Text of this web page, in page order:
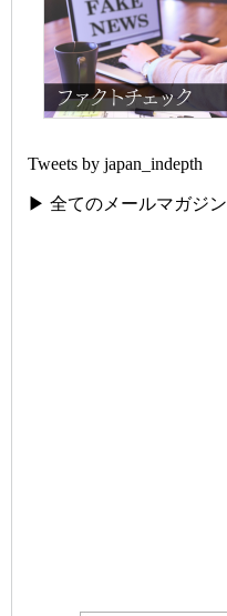
Tweets by japan_indepth
▶ 全てのメールマガジン